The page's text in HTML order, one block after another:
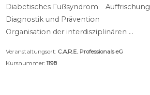
Diabetisches Fußsyndrom – Auffrischung
Diagnostik und Prävention
Organisation der interdisziplinären …
Veranstaltungsort: C.A.R.E. Professionals eG
Kursnummer: 1198